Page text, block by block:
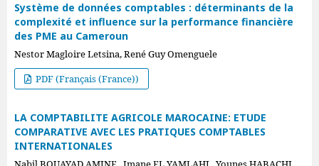
Système de données comptables : déterminants de la
complexité et influence sur la performance financière
des PME au Cameroun
Nestor Magloire Letsina, René Guy Omenguele
PDF (Français (France))
LA COMPTABILITE AGRICOLE MAROCAINE: ETUDE
COMPARATIVE AVEC LES PRATIQUES COMPTABLES
INTERNATIONALES